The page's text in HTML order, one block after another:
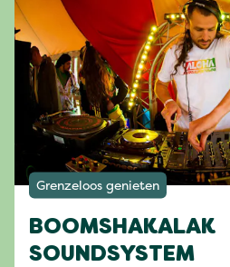
Grenzeloos genieten
BOOMSHAKALAK
SOUNDSYSTEM